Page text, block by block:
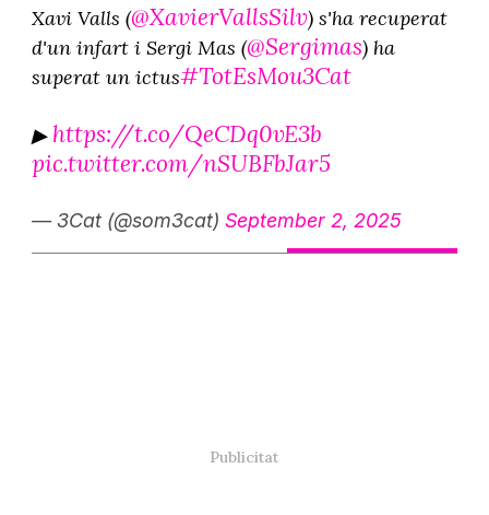
Xavi Valls (@XavierVallsSilv) s'ha recuperat
d'un infart i Sergi Mas (@Sergimas) ha
superat un ictus#TotEsMou3Cat
▶ https://t.co/QeCDq0vE3b
pic.twitter.com/nSUBFbJar5
— 3Cat (@som3cat) September 2, 2025